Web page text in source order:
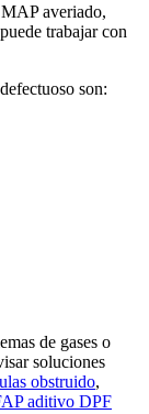
averiado,
trabajar con
son:
de gases o
soluciones
obstruido,
aditivo DPF